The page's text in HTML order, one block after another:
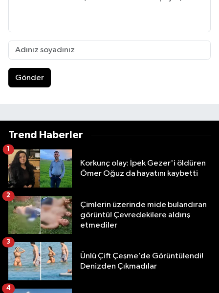
Gönder
Trend Haberler
Korkunç olay: İpek Gezer'i öldüren
Ömer Oğuz da hayatını kaybetti
1
Çimlerin üzerinde mide bulandıran
görüntü! Çevredekilere aldırış
etmediler
2
Ünlü Çift Çeşme’de Görüntülendi!
Denizden Çıkmadılar
3
4